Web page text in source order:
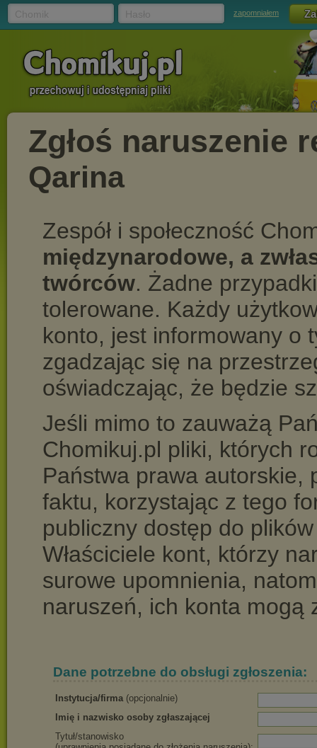
zapomniałem
Zgłoś naruszenie
Qarina
Zespół i społeczność
międzynarodowe, a
twórców. Żadne
tolerowane. Każdy
konto, jest informowany o
zgadzając się na
oświadczając, że będzie
Jeśli mimo to zauważą
Chomikuj.pl pliki, których
Państwa prawa autorskie,
faktu, korzystając z tego
publiczny dostęp do
Właściciele kont, którzy
surowe upomnienia,
naruszeń, ich konta mogą
Dane potrzebne do obsługi zgłoszenia:
Instytucja/firma (opcjonalnie)
Imię i nazwisko osoby zgłaszającej
Tytuł/stanowisko